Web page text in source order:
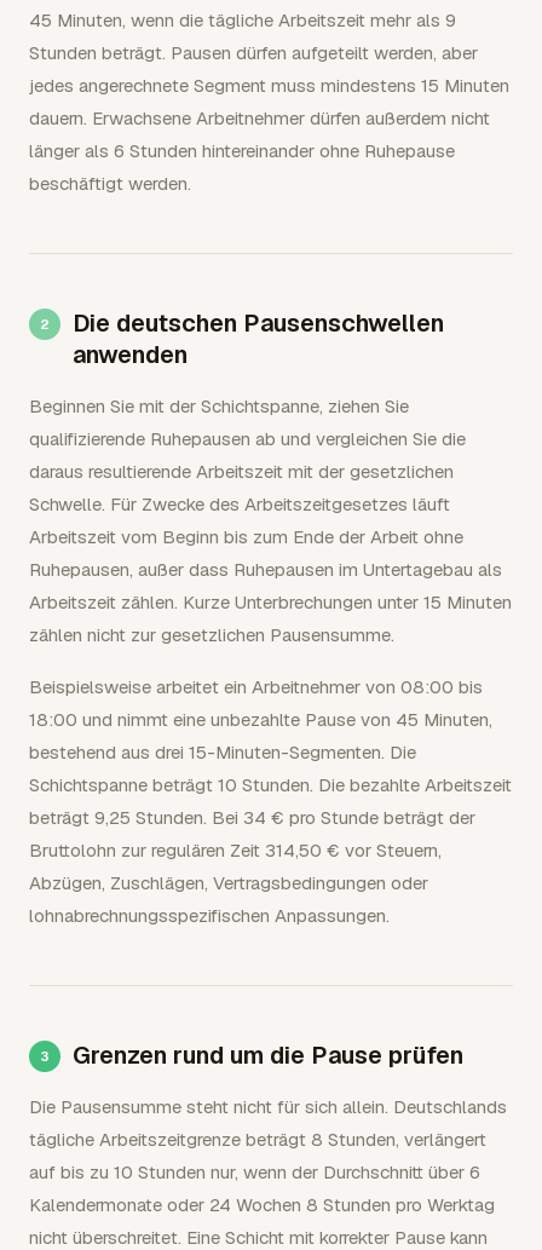
45 Minuten, wenn die tägliche Arbeitszeit mehr als 9
Stunden beträgt. Pausen dürfen aufgeteilt werden, aber
jedes angerechnete Segment muss mindestens 15 Minuten
dauern. Erwachsene Arbeitnehmer dürfen außerdem nicht
länger als 6 Stunden hintereinander ohne Ruhepause
beschäftigt werden.
Die deutschen Pausenschwellen
anwenden
Beginnen Sie mit der Schichtspanne, ziehen Sie
qualifizierende Ruhepausen ab und vergleichen Sie die
daraus resultierende Arbeitszeit mit der gesetzlichen
Schwelle. Für Zwecke des Arbeitszeitgesetzes läuft
Arbeitszeit vom Beginn bis zum Ende der Arbeit ohne
Ruhepausen, außer dass Ruhepausen im Untertagebau als
Arbeitszeit zählen. Kurze Unterbrechungen unter 15 Minuten
zählen nicht zur gesetzlichen Pausensumme.
Beispielsweise arbeitet ein Arbeitnehmer von 08:00 bis
18:00 und nimmt eine unbezahlte Pause von 45 Minuten,
bestehend aus drei 15-Minuten-Segmenten. Die
Schichtspanne beträgt 10 Stunden. Die bezahlte Arbeitszeit
beträgt 9,25 Stunden. Bei 34 € pro Stunde beträgt der
Bruttolohn zur regulären Zeit 314,50 € vor Steuern,
Abzügen, Zuschlägen, Vertragsbedingungen oder
lohnabrechnungsspezifischen Anpassungen.
Grenzen rund um die Pause prüfen
Die Pausensumme steht nicht für sich allein. Deutschlands
tägliche Arbeitszeitgrenze beträgt 8 Stunden, verlängert
auf bis zu 10 Stunden nur, wenn der Durchschnitt über 6
Kalendermonate oder 24 Wochen 8 Stunden pro Werktag
nicht überschreitet. Eine Schicht mit korrekter Pause kann